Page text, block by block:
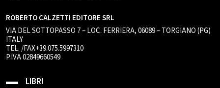
ROBERTO CALZETTI EDITORE SRL
VIA DEL SOTTOPASSO 7 – LOC. FERRIERA, 06089 – TORGIANO (PG)
ITALY
TEL. /FAX+39.075.5997310
P.IVA 02849660549
LIBRI